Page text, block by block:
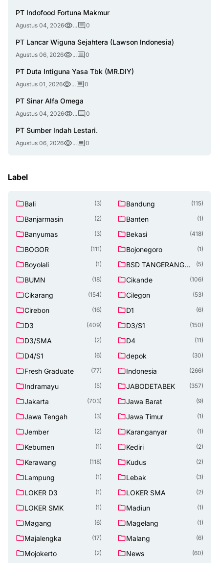
PT Indofood Fortuna Makmur
Agustus 04, 2026 ... 0
PT Lancar Wiguna Sejahtera (Lawson Indonesia)
Agustus 06, 2026 ... 0
PT Duta Intiguna Yasa Tbk (MR.DIY)
Agustus 01, 2026 ... 0
PT Sinar Alfa Omega
Agustus 04, 2026 ... 0
PT Sumber Indah Lestari.
Agustus 06, 2026 ... 0
Label
Bali (3) Bandung (115)
Banjarmasin (2) Banten (1)
Banyumas (3) Bekasi (418)
BOGOR (111) Bojonegoro (1)
Boyolali (1)
BSD TANGERANG
(5)
BUMN (18) Cikande (106)
Cikarang (154) Cilegon (53)
Cirebon (16) D1 (6)
D3 (409) D3/S1 (150)
D3/SMA (2) D4 (11)
D4/S1 (6) depok (30)
Fresh Graduate (77) Indonesia (266)
Indramayu (5) JABODETABEK (357)
Jakarta (703) Jawa Barat (9)
Jawa Tengah (3) Jawa Timur (1)
Jember (2) Karanganyar (1)
Kebumen (1) Kediri (2)
Kerawang (118) Kudus (2)
Lampung (1) Lebak (3)
LOKER D3 (1) LOKER SMA (2)
LOKER SMK (1) Madiun (1)
Magang (6) Magelang (1)
Majalengka (17) Malang (6)
Mojokerto (2) News (60)